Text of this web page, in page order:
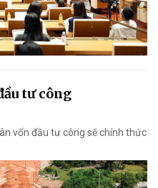
tư công
vốn đầu tư công sẽ chính thức